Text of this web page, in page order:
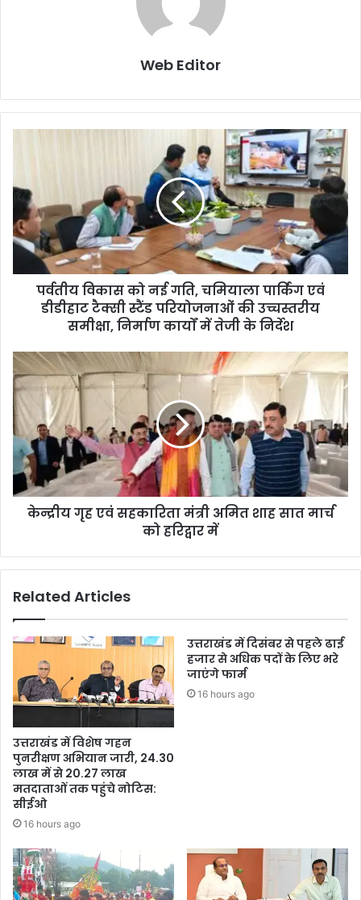
Web Editor
पर्वतीय विकास को नई गति, चमियाला पार्किंग एवं
डीडीहाट टैक्सी स्टैंड परियोजनाओं की उच्चस्तरीय
समीक्षा, निर्माण कार्यों में तेजी के निर्देश
केन्द्रीय गृह एवं सहकारिता मंत्री अमित शाह सात मार्च
को हरिद्वार में
Related Articles
उत्तराखंड में विशेष गहन
पुनरीक्षण अभियान जारी, 24.30
लाख में से 20.27 लाख
मतदाताओं तक पहुंचे नोटिस:
सीईओ
16 hours ago
उत्तराखंड में दिसंबर से पहले ढाई
हजार से अधिक पदों के लिए भरे
जाएंगे फार्म
16 hours ago